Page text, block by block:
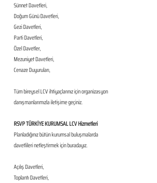
Sünnet Davetleri,
Doğum Günü Davetleri,
Gezi Davetleri,
Parti Davetleri,
Özel Davetler,
Mezuniyet Davetleri,
Cenaze Duyuruları,
Tüm bireysel LCV ihtiyaçlarınız için organizasyon
danışmanlarımızla iletişime geçiniz.
RSVP TÜRKİYE KURUMSAL LCV Hizmetleri
Planladığınız bütün kurumsal buluşmalarda
davetlileri netleştirmek için buradayız.
Açılış Davetleri,
Toplantı Davetleri,